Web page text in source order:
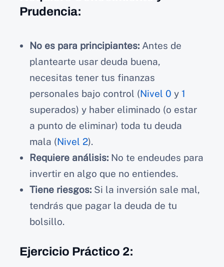
Prudencia:
No es para principiantes: Antes de
plantearte usar deuda buena,
necesitas tener tus finanzas
personales bajo control (Nivel 0 y 1
superados) y haber eliminado (o estar
a punto de eliminar) toda tu deuda
mala (Nivel 2).
Requiere análisis: No te endeudes para
invertir en algo que no entiendes.
Tiene riesgos: Si la inversión sale mal,
tendrás que pagar la deuda de tu
bolsillo.
Ejercicio Práctico 2: